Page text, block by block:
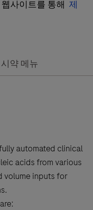
사이트를 통해 제
약 메뉴
automated clinical
acids from various
volume inputs for